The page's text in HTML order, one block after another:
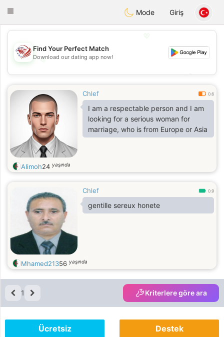
Dating
Toggle
Mode Giriş
💖
💕
Find Your Perfect Match
Download our dating app now!
Chlef 0.6
I am a respectable person and I am
looking for a serious woman for
marriage, who is from Europe or Asia
Alimoh24 yaşında
Chlef 0.9
gentille sereux honete
Mhamed21356 yaşında
1 Kriterlere göre ara
Ücretsiz Destek